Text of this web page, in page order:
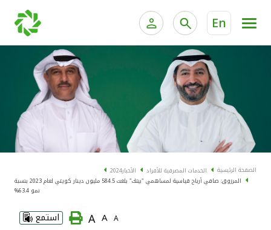
En
الخدمات المصرفية الإلكترونية للأفراد
الخدمات المصرفية الإلكترونية للشركات
خدمة "بيتك" للتداول الإلكتروني
الخدمات المصرفية للأفراد الخدمات المالية
الحسابات المصرفية
البطاقات
"برامج العملاء"
الصفحة الرئيسية الخدمات المصرفية للأفراد الأخبار2024
المرزوق: صافي أرباح قياسية لمساهمي "بيتك" بلغت 584.5 مليون دينار كويتي لعام 2023 بنسبة
نمو 63.4%
A
A
A استمع